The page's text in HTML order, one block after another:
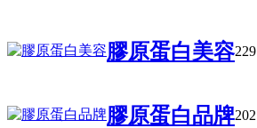
膠原蛋白美容229
膠原蛋白品牌202